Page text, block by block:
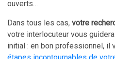
ouverts…
Dans tous les cas, votre
votre interlocuteur vous
initial : en bon professionnel, il